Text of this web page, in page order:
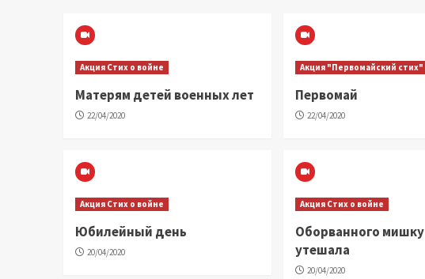
Акция Стих о войне
Матерям детей военных лет
22/04/2020
Акция "Первомайский стих"
Первомай
22/04/2020
Акция Стих о войне
Юбилейный день
20/04/2020
Акция Стих о войне
Оборванного мишку
утешала
20/04/2020